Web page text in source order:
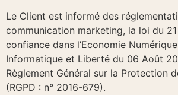
Le Client est informé des
communication marketing, la loi du
confiance dans l’Economie
Informatique et Liberté du 06 Août
Règlement Général sur la Protection
(RGPD : n° 2016-679).